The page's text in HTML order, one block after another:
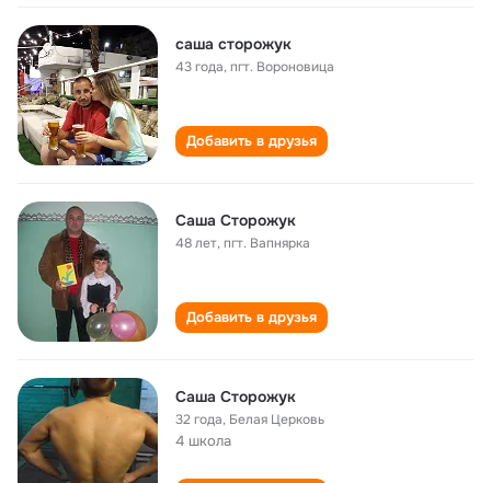
саша сторожук
43 года,пгт. Вороновица
Добавить в друзья
Саша Сторожук
48 лет,пгт. Вапнярка
Добавить в друзья
Саша Сторожук
32 года, Белая Церковь
4 школа